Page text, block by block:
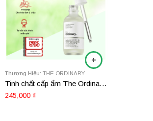
Thương Hiệu: THE ORDINARY
Tinh chất cấp ẩm The Ordinary Hyaluronic Acid 2% + B5 30ml
245,000 ₫